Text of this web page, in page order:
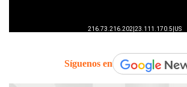
Síguenos en